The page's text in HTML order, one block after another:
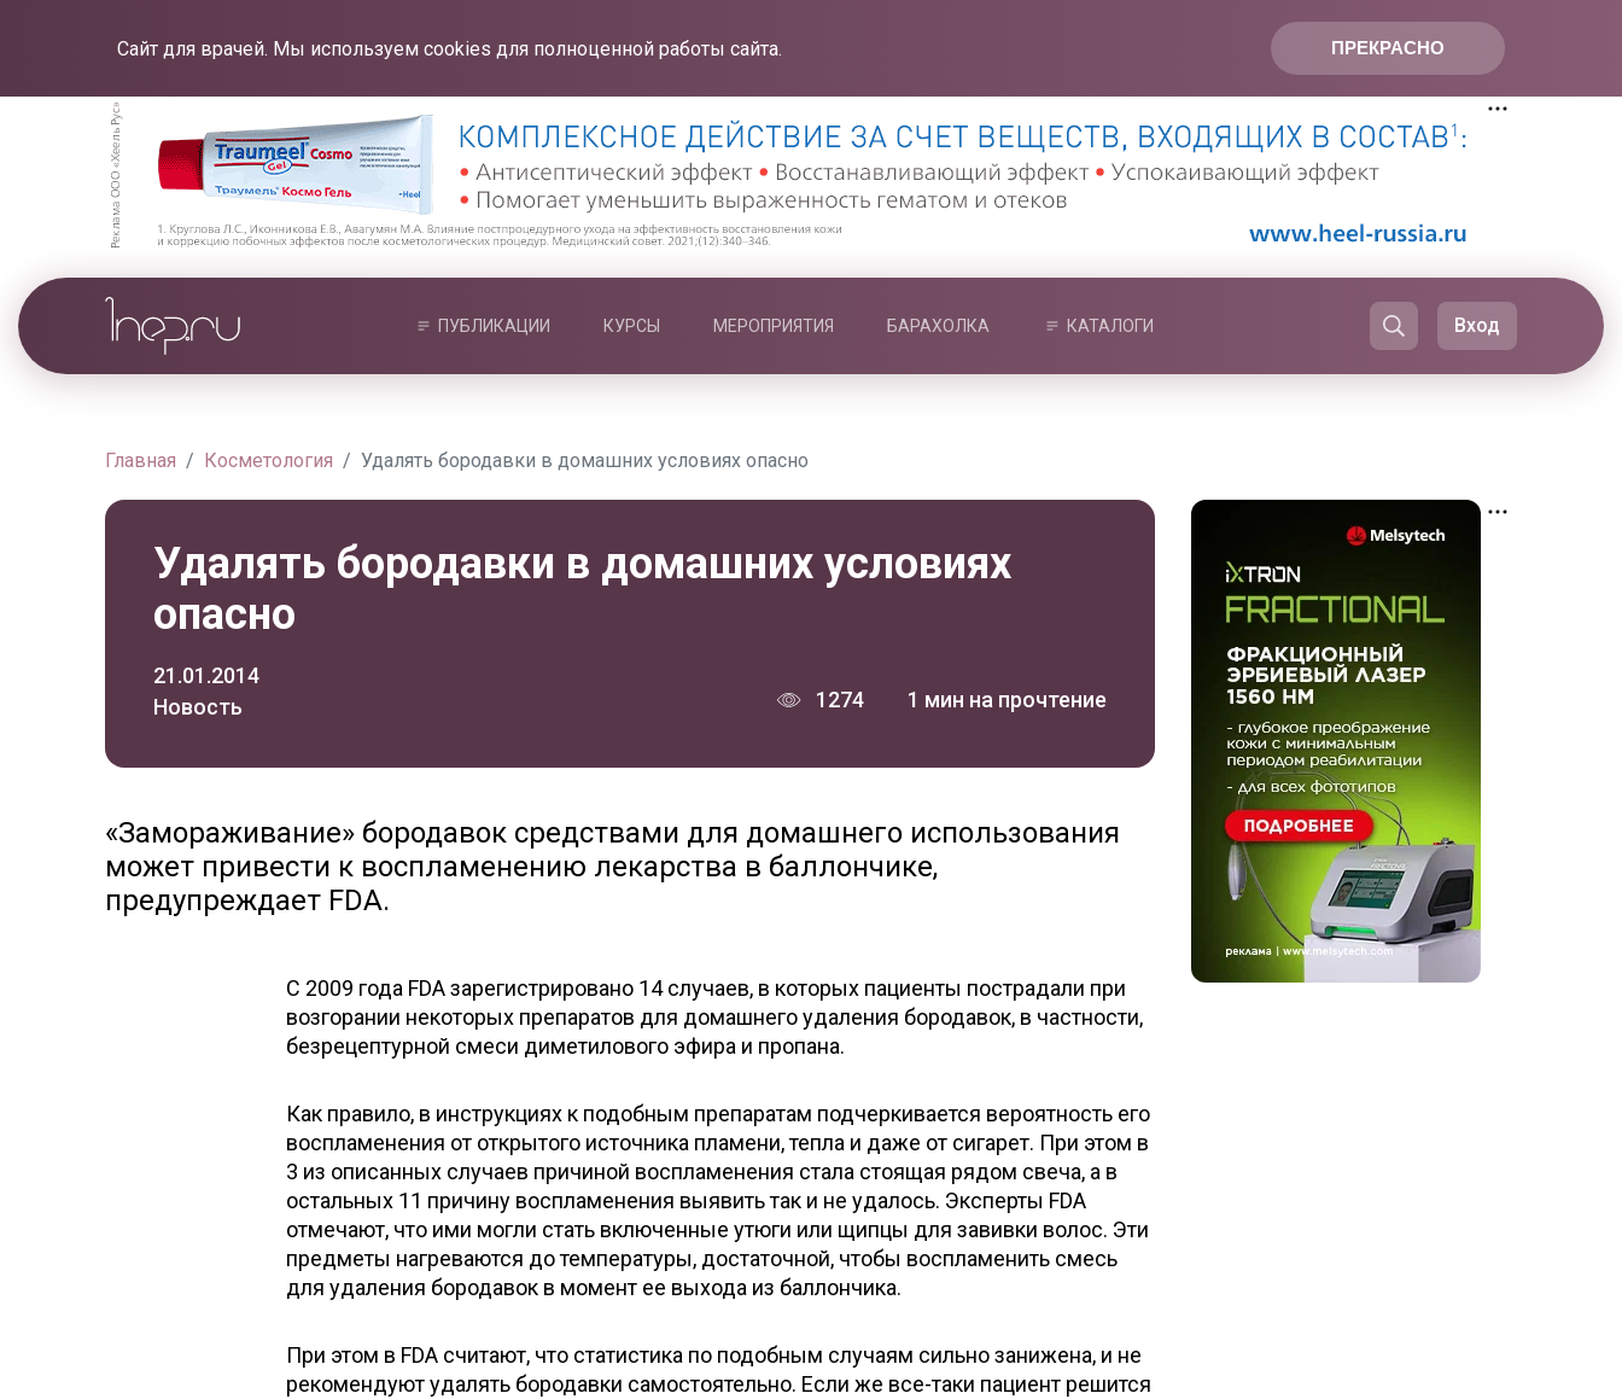
ПРЕКРАСНО
Сайт для врачей. Мы используем cookies для полноценной работы сайта.
ПУБЛИКАЦИИ КУРСЫ МЕРОПРИЯТИЯ БАРАХОЛКА КАТАЛОГИ Вход
Главная Косметология Удалять бородавки в домашних условиях опасно
Удалять бородавки в домашних условиях
опасно
21.01.2014
Новость
1274 1 мин на прочтение
«Замораживание» бородавок средствами для домашнего использования
может привести к воспламенению лекарства в баллончике,
предупреждает FDA.
C 2009 года FDA зарегистрировано 14 случаев, в которых пациенты пострадали при
возгорании некоторых препаратов для домашнего удаления бородавок, в частности,
безрецептурной смеси диметилового эфира и пропана.
Как правило, в инструкциях к подобным препаратам подчеркивается вероятность его
воспламенения от открытого источника пламени, тепла и даже от сигарет. При этом в
3 из описанных случаев причиной воспламенения стала стоящая рядом свеча, а в
остальных 11 причину воспламенения выявить так и не удалось. Эксперты FDA
отмечают, что ими могли стать включенные утюги или щипцы для завивки волос. Эти
предметы нагреваются до температуры, достаточной, чтобы воспламенить смесь
для удаления бородавок в момент ее выхода из баллончика.
При этом в FDA считают, что статистика по подобным случаям сильно занижена, и не
рекомендуют удалять бородавки самостоятельно. Если же все-таки пациент решится